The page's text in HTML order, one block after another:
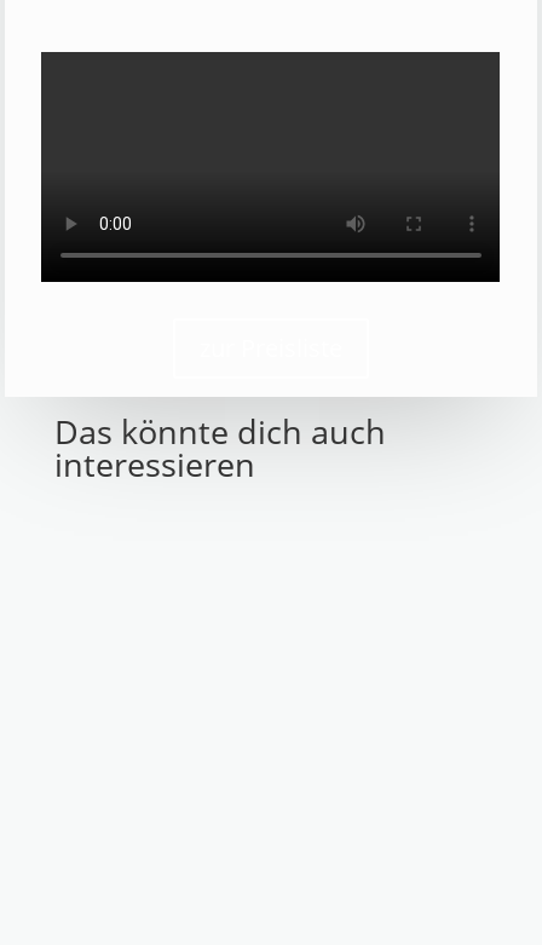
Das könnte dich auch
interessieren